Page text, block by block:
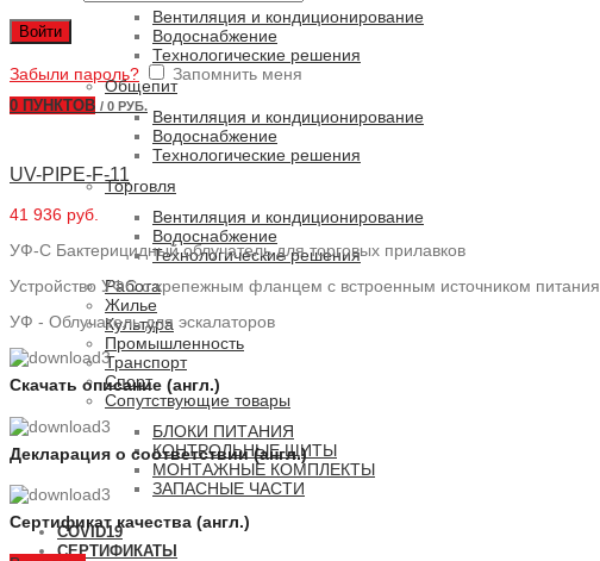
Войти
Забыли пароль? Запомнить меня
0 ПУНКТОВ / 0 РУБ.
Вентиляция и кондиционирование
Водоснабжение
Технологические решения
Общепит
Вентиляция и кондиционирование
Водоснабжение
Технологические решения
Торговля
Вентиляция и кондиционирование
Водоснабжение
Технологические решения
Работа
Жилье
Культура
Промышленность
Транспорт
Спорт
Сопутствующие товары
БЛОКИ ПИТАНИЯ
КОНТРОЛЬНЫЕ ЩИТЫ
МОНТАЖНЫЕ КОМПЛЕКТЫ
ЗАПАСНЫЕ ЧАСТИ
COVID19
СЕРТИФИКАТЫ
UV-PIPE-F-11
41 936 руб.
УФ-С Бактерицидный облучатель для торговых прилавков
Устройство УФС с крепежным фланцем с встроенным источником питания
УФ - Облучатель для эскалаторов
Скачать описание (англ.)
Декларация о соответствии (англ.)
Сертификат качества (англ.)